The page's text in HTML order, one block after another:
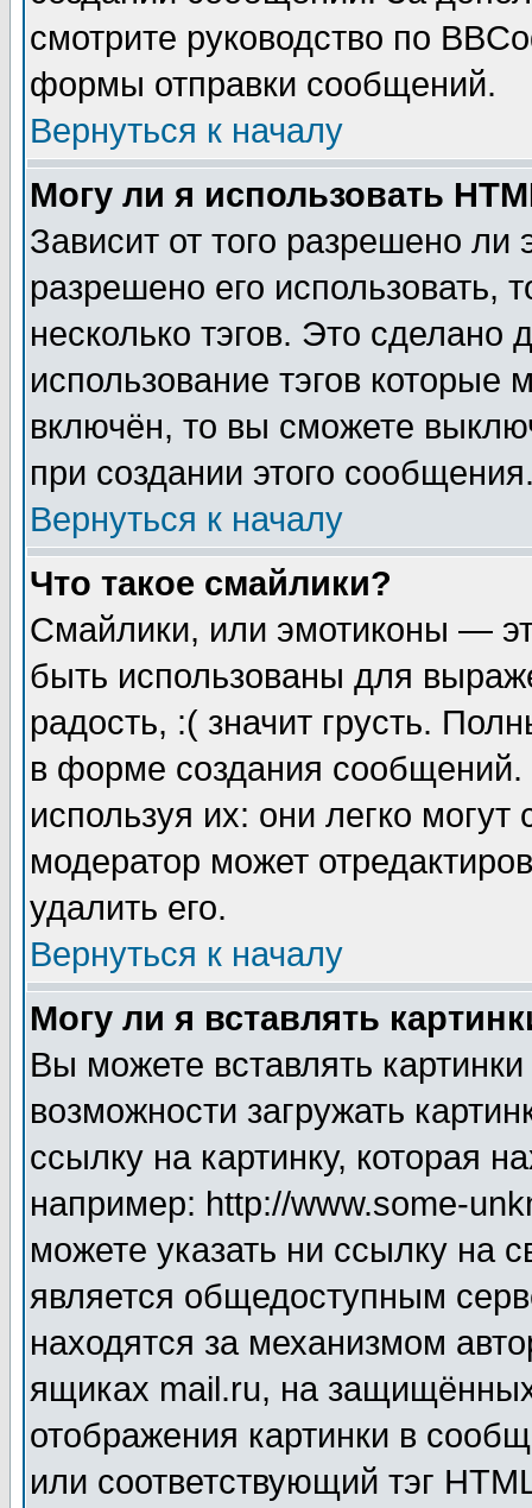
смотрите руководство по
формы отправки сообщений.
Вернуться к началу
Могу ли я использовать
Зависит от того разрешено
разрешено его использовать,
несколько тэгов. Это сделано
использование тэгов
включён, то вы сможете
при создании этого
Вернуться к началу
Что такое смайлики?
Смайлики, или эмотиконы —
быть использованы для
радость, :( значит грусть.
в форме создания сообщений.
используя их: они легко
модератор может
удалить его.
Вернуться к началу
Могу ли я вставлять
Вы можете вставлять
возможности загружать
ссылку на картинку, которая
например: http://www.some-
можете указать ни ссылку на
является общедоступным
находятся за механизмом
ящиках mail.ru, на
отображения картинки в
или соответствующий тэг